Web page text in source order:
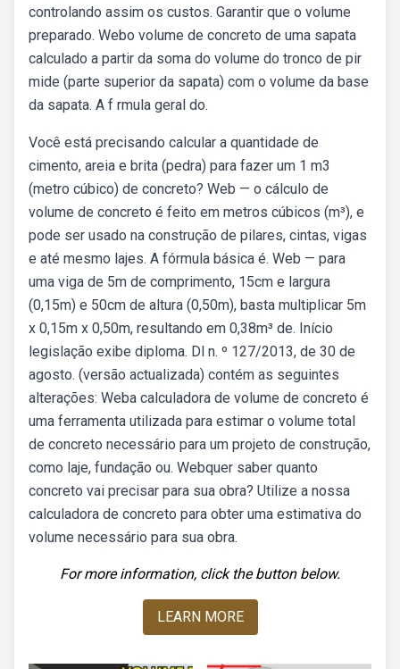
controlando assim os custos. Garantir que o volume
preparado. Webo volume de concreto de uma sapata
calculado a partir da soma do volume do tronco de pir
mide (parte superior da sapata) com o volume da base
da sapata. A f rmula geral do.
Você está precisando calcular a quantidade de
cimento, areia e brita (pedra) para fazer um 1 m3
(metro cúbico) de concreto? Web — o cálculo de
volume de concreto é feito em metros cúbicos (m³), e
pode ser usado na construção de pilares, cintas, vigas
e até mesmo lajes. A fórmula básica é. Web — para
uma viga de 5m de comprimento, 15cm e largura
(0,15m) e 50cm de altura (0,50m), basta multiplicar 5m
x 0,15m x 0,50m, resultando em 0,38m³ de. Início
legislação exibe diploma. Dl n. º 127/2013, de 30 de
agosto. (versão actualizada) contém as seguintes
alterações: Weba calculadora de volume de concreto é
uma ferramenta utilizada para estimar o volume total
de concreto necessário para um projeto de construção,
como laje, fundação ou. Webquer saber quanto
concreto vai precisar para sua obra? Utilize a nossa
calculadora de concreto para obter uma estimativa do
volume necessário para sua obra.
For more information, click the button below.
LEARN MORE